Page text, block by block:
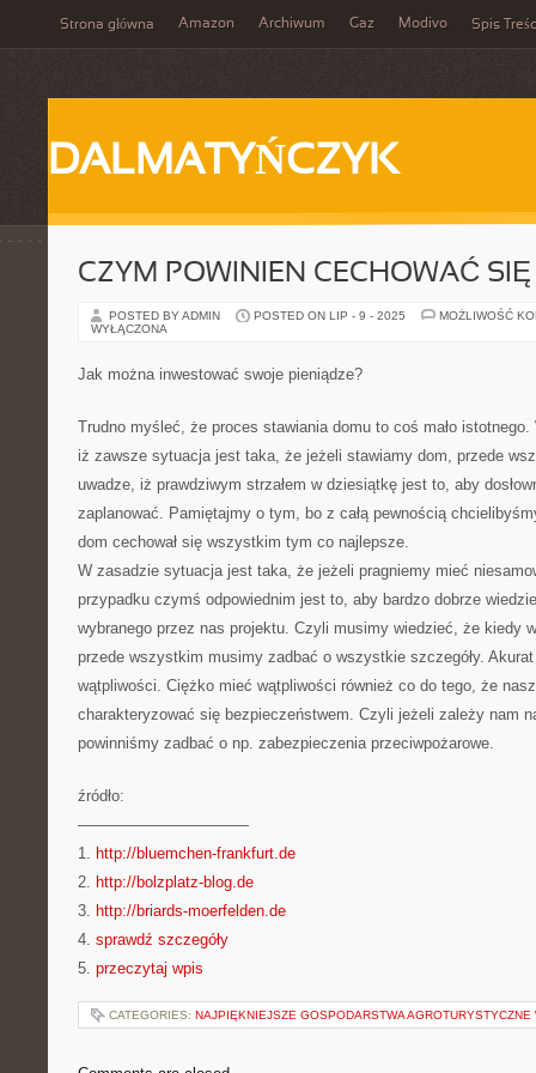
Strona główna Amazon Archiwum Gaz Modivo Spis
DALMATYŃCZYK
CZYM POWINIEN CECHOWAĆ
POSTED BY ADMIN POSTED ON LIP - 9 - 2025
MOŻLIWOŚĆ
WYŁĄCZONA
Jak można inwestować swoje pieniądze?
Trudno myśleć, że proces stawiania domu to coś mało
iż zawsze sytuacja jest taka, że jeżeli stawiamy dom, przede
uwadze, iż prawdziwym strzałem w dziesiątkę jest to, aby
zaplanować. Pamiętajmy o tym, bo z całą pewnością
dom cechował się wszystkim tym co najlepsze.
W zasadzie sytuacja jest taka, że jeżeli pragniemy mieć
przypadku czymś odpowiednim jest to, aby bardzo dobrze
wybranego przez nas projektu. Czyli musimy wiedzieć, że kiedy
przede wszystkim musimy zadbać o wszystkie szczegóły.
wątpliwości. Ciężko mieć wątpliwości również co do tego, że
charakteryzować się bezpieczeństwem. Czyli jeżeli zależy nam
powinniśmy zadbać o np. zabezpieczenia przeciwpożarowe.
źródło:
———————————
1. http://bluemchen-frankfurt.de
2. http://bolzplatz-blog.de
3. http://briards-moerfelden.de
4. sprawdź szczegóły
5. przeczytaj wpis
CATEGORIES: NAJPIĘKNIEJSZE GOSPODARSTWA AGROTURYSTYCZNE